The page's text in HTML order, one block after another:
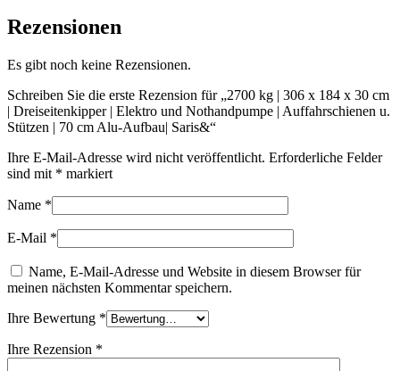
Rezensionen
Es gibt noch keine Rezensionen.
Schreiben Sie die erste Rezension für „2700 kg | 306 x 184 x 30 cm
| Dreiseitenkipper | Elektro und Nothandpumpe | Auffahrschienen u.
Stützen | 70 cm Alu-Aufbau| Saris&“
Ihre E-Mail-Adresse wird nicht veröffentlicht. Erforderliche Felder
sind mit * markiert
Name *
E-Mail *
Name, E-Mail-Adresse und Website in diesem Browser für
meinen nächsten Kommentar speichern.
Ihre Bewertung *
Ihre Rezension *